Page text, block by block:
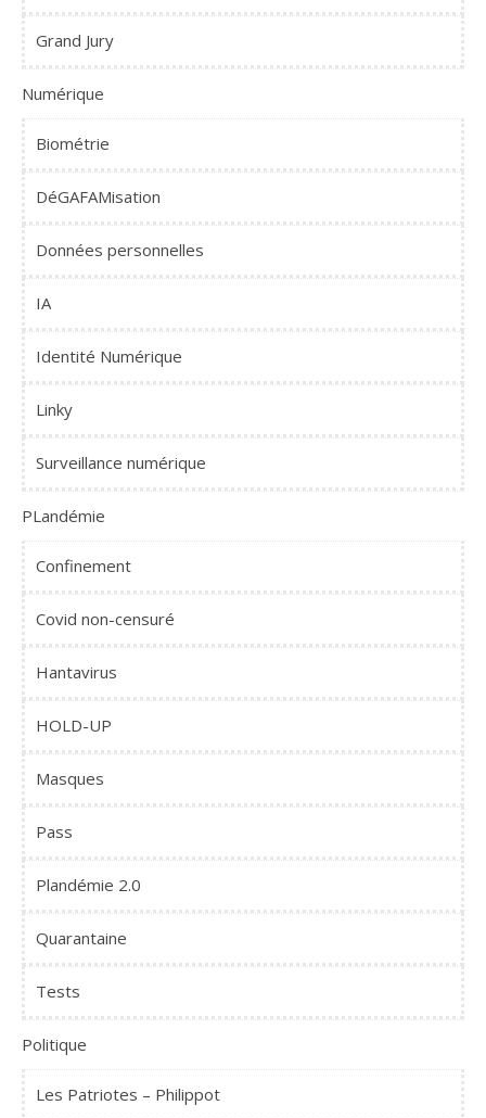
Grand Jury
Numérique
Biométrie
DéGAFAMisation
Données personnelles
IA
Identité Numérique
Linky
Surveillance numérique
PLandémie
Confinement
Covid non-censuré
Hantavirus
HOLD-UP
Masques
Pass
Plandémie 2.0
Quarantaine
Tests
Politique
Les Patriotes – Philippot